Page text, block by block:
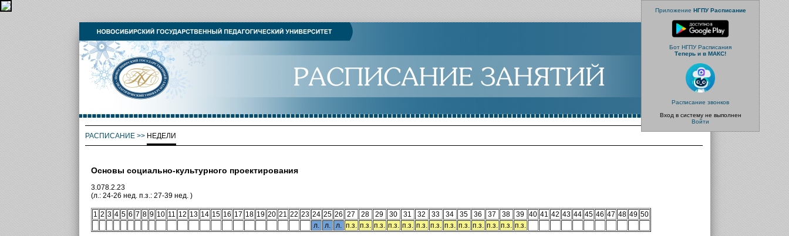
Приложение НГПУ Расписание
Бот НГПУ Расписания
Теперь и в МАКС!
Расписание звонков
Вход в систему не выполнен
Войти
РАСПИСАНИЕ>> НЕДЕЛИ
Основы социально-культурного проектирования
3.078.2.23
(л.: 24-26 нед. п.з.: 27-39 нед. )
1 2 3 4 5 6 7 8 9 10 11 12 13 14 15 16 17 18 19 20 21 22 23 24 25 26 27 28 29 30 31 32 33 34 35 36 37 38 39 40 41 42 43 44 45 46 47 48 49 50
л.
л. л. п.з. п.з. п.з. п.з. п.з. п.з. п.з. п.з. п.з. п.з. п.з. п.з. п.з.